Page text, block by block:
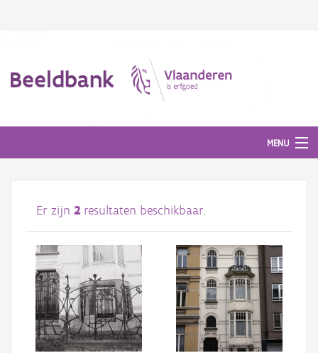
Beeldbank
MENU
Afbeeldingen
#BeeldIndeKijker
Hergebruik
Over ons
Aanmelden
Er zijn 2 resultaten beschikbaar.